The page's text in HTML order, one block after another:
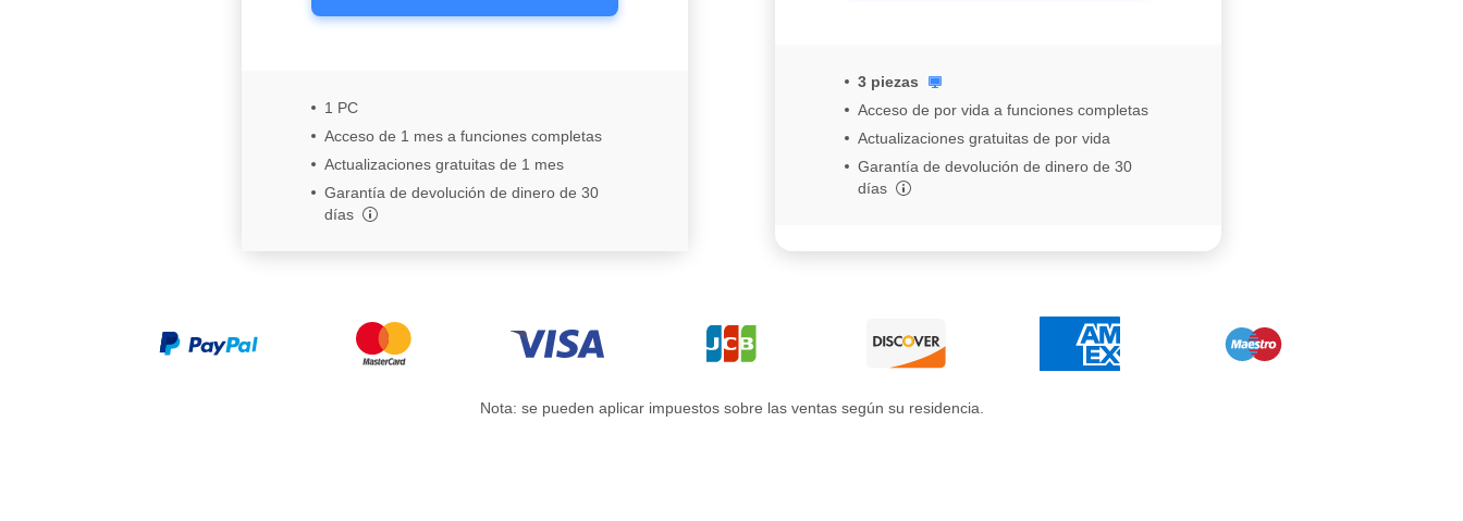
1 PC
Acceso de 1 mes a funciones completas
Actualizaciones gratuitas de 1 mes
Garantía de devolución de dinero de 30
días
3 piezas
Acceso de por vida a funciones completas
Actualizaciones gratuitas de por vida
Garantía de devolución de dinero de 30
días
Nota: se pueden aplicar impuestos sobre las ventas según su residencia.